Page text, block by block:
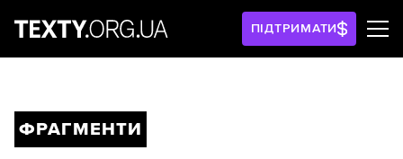
ПІДТРИМАТИ
ФРАГМЕНТИ